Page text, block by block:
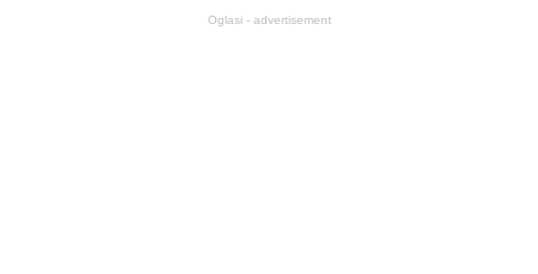
Oglasi - advertisement